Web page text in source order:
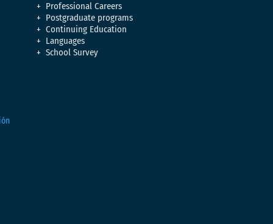
Professional Careers
Postgraduate programs
Continuing Education
Languages
School Survey